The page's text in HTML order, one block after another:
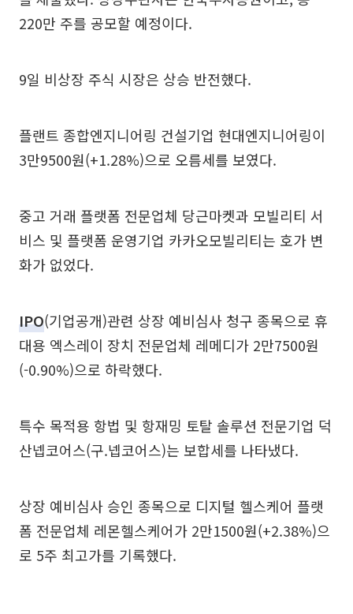
220만 주를 공모할 예정이다.
9일 비상장 주식 시장은 상승 반전했다.
플랜트 종합엔지니어링 건설기업 현대엔지니어링이
3만9500원(+1.28%)으로 오름세를 보였다.
중고 거래 플랫폼 전문업체 당근마켓과 모빌리티 서
비스 및 플랫폼 운영기업 카카오모빌리티는 호가 변
화가 없었다.
IPO(기업공개)관련 상장 예비심사 청구 종목으로 휴
대용 엑스레이 장치 전문업체 레메디가 2만7500원
(-0.90%)으로 하락했다.
특수 목적용 항법 및 항재밍 토탈 솔루션 전문기업 덕
산넵코어스(구.넵코어스)는 보합세를 나타냈다.
상장 예비심사 승인 종목으로 디지털 헬스케어 플랫
폼 전문업체 레몬헬스케어가 2만1500원(+2.38%)으
로 5주 최고가를 기록했다.